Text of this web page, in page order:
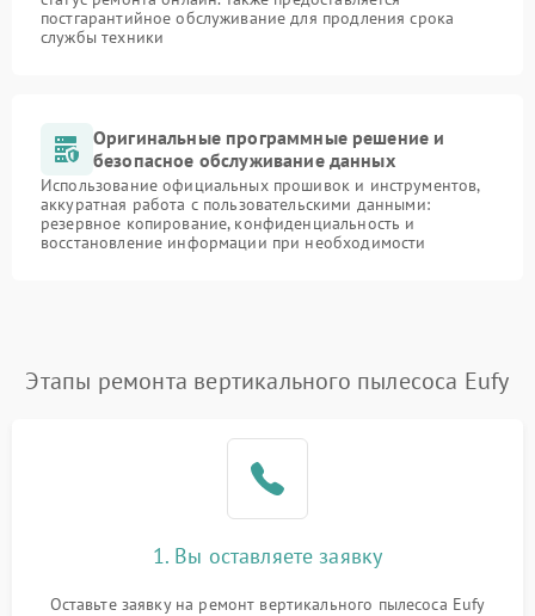
постгарантийное обслуживание для продления срока
службы техники
Оригинальные программные решение и
безопасное обслуживание данных
Использование официальных прошивок и инструментов,
аккуратная работа с пользовательскими данными:
резервное копирование, конфиденциальность и
восстановление информации при необходимости
Этапы ремонта вертикального пылесоса Eufy
1. Вы оставляете заявку
Оставьте заявку на ремонт вертикального пылесоса Eufy